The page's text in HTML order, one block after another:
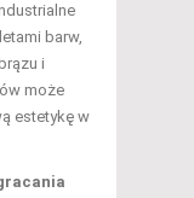
barw,
i
może
estetykę w